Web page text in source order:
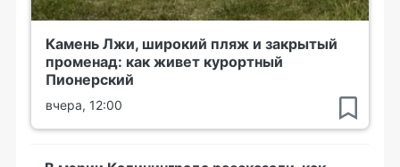
Камень Лжи, широкий пляж и закрытый
променад: как живет курортный
Пионерский
вчера, 12:00